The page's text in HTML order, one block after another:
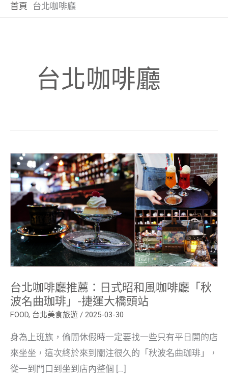
首頁 台北咖啡廳
台北咖啡廳
台北咖啡廳推薦：日式昭和風咖啡廳「秋
波名曲珈琲」-捷運大橋頭站
FOOD, 台北美食旅遊 / 2025-03-30
身為上班族，偷閒休假時一定要找一些只有平日開的店
來坐坐，這次終於來到關注很久的「秋波名曲珈琲」，
從一到門口到坐到店內整個 […]
台
北
咖
啡
廳
推
薦：
式
昭
和
風
咖
啡
「秋
波
名
曲
捷
運
大
橋
頭